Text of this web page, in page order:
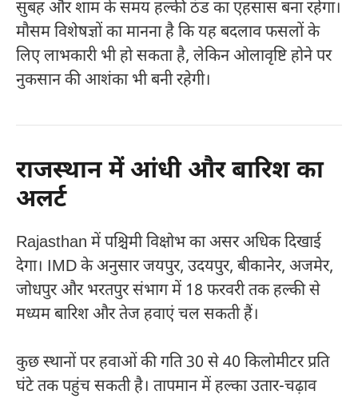
सुबह और शाम के समय हल्की ठंड का एहसास बना रहेगा।
मौसम विशेषज्ञों का मानना है कि यह बदलाव फसलों के
लिए लाभकारी भी हो सकता है, लेकिन ओलावृष्टि होने पर
नुकसान की आशंका भी बनी रहेगी।
राजस्थान में आंधी और बारिश का
अलर्ट
Rajasthan में पश्चिमी विक्षोभ का असर अधिक दिखाई
देगा। IMD के अनुसार जयपुर, उदयपुर, बीकानेर, अजमेर,
जोधपुर और भरतपुर संभाग में 18 फरवरी तक हल्की से
मध्यम बारिश और तेज हवाएं चल सकती हैं।
कुछ स्थानों पर हवाओं की गति 30 से 40 किलोमीटर प्रति
घंटे तक पहुंच सकती है। तापमान में हल्का उतार-चढ़ाव